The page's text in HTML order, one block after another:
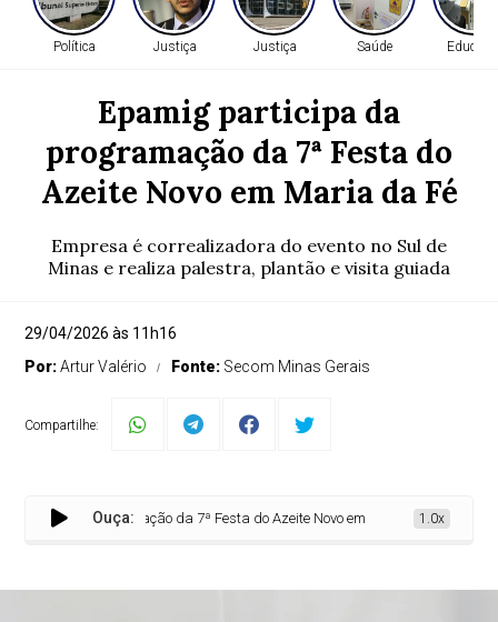
Política Justiça Justiça Saúde
Epamig participa da
programação da 7ª Festa do
Azeite Novo em Maria da Fé
Empresa é correalizadora do evento no Sul de
Minas e realiza palestra, plantão e visita guiada
29/04/2026 às 11h16
Por:Artur Valério Fonte: Secom Minas Gerais
Compartilhe:
Ouça:
da programação da 7ª Festa do Azeite Novo em Maria da Fé1.0x